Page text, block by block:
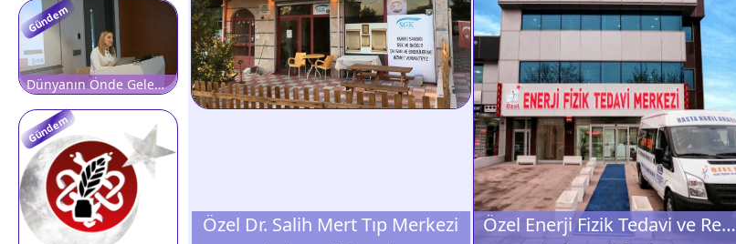
Gündem
Dünyanın Önde Gelen Diyabet Araştırmacılarından Prof. Muhammad A. Abdul-Ghani, Atlas Üniversitesi?nde
Gündem
Özel Dr. Salih Mert Tıp Merkezi
Özel Enerji Fizik Tedavi ve Rehabilitasyon Merkezi